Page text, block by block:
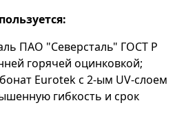
ПАО "Северсталь" ГОСТ Р
горячей оцинковкой;
Eurotek с 2-ым UV-слоем
гибкость и срок